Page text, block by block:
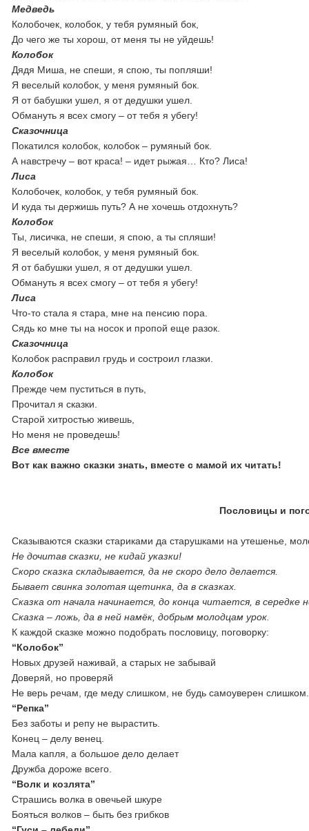
Медведь
Колобочек, колобок, у тебя румяный бок,
До чего же ты хорош, от меня ты не уйдешь!
Колобок
Дядя Миша, не спеши, я спою, ты попляши!
Я веселый колобок, у меня румяный бок.
Я от бабушки ушел, я от дедушки ушел.
Обмануть я всех смогу – от тебя я убегу!
Сказочница
Покатился колобок, колобок – румяный бок.
А навстречу – вот краса! – идет рыжая… Кто? Лиса!
Лиса
Колобочек, колобок, у тебя румяный бок.
И куда ты держишь путь? А не хочешь отдохнуть?
Колобок
Ты, лисичка, не спеши, я спою, а ты спляши!
Я веселый колобок, у меня румяный бок.
Я от бабушки ушел, я от дедушки ушел.
Обмануть я всех смогу – от тебя я убегу!
Лиса
Что-то стала я стара, мне на пенсию пора.
Сядь ко мне ты на носок и пропой еще разок.
Сказочница
Колобок расправил грудь и состроил глазки.
Колобок
Прежде чем пуститься в путь,
Прочитал я сказки.
Старой хитростью живешь,
Но меня не проведешь!
Все вместе
Вот как важно сказки знать, вместе с мамой их читать!
Пословицы и
Сказываются сказки стариками да старушками на утешенье,
Не дочитав сказки, не кидай указки!
Скоро сказка складывается, да не скоро дело делается.
Бывает свинка золотая щетинка, да в сказках.
Сказка от начала начинается, до конца читается, в середке
Сказка – ложь, да в ней намёк, добрым молодцам урок.
К каждой сказке можно подобрать пословицу, поговорку:
“Колобок”
Новых друзей наживай, а старых не забывай
Доверяй, но проверяй
Не верь речам, где меду слишком, не будь самоуверен слишком.
“Репка”
Без заботы и репу не вырастить.
Конец – делу венец.
Мала капля, а большое дело делает
Дружба дороже всего.
“Волк и козлята”
Страшись волка в овечьей шкуре
Бояться волков – быть без грибков